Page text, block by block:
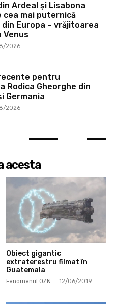
Ardeal și Lisabona
cea mai puternică
Europa – vrăjitoarea
Venus
2026
pentru
Rodica Gheorghe din
Germania
2026
acesta
Obiect gigantic
extraterestru filmat în
Guatemala
Fenomenul OZN 12/06/2019